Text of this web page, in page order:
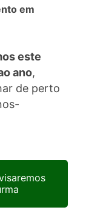
em
este
ano,
de perto